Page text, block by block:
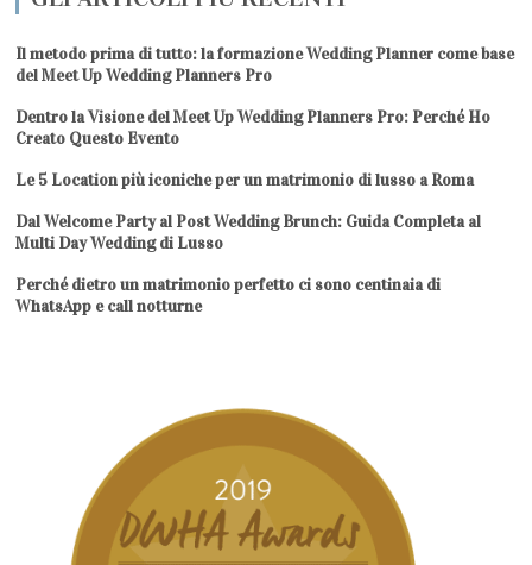
Il metodo prima di tutto: la formazione Wedding Planner come base
del Meet Up Wedding Planners Pro
Dentro la Visione del Meet Up Wedding Planners Pro: Perché Ho
Creato Questo Evento
Le 5 Location più iconiche per un matrimonio di lusso a Roma
Dal Welcome Party al Post Wedding Brunch: Guida Completa al
Multi Day Wedding di Lusso
Perché dietro un matrimonio perfetto ci sono centinaia di
WhatsApp e call notturne